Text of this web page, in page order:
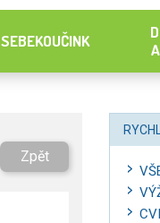
SEBEKOUČINK
Zpět